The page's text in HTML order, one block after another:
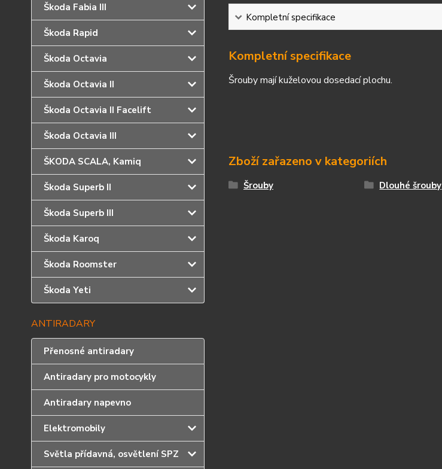
Škoda Fabia III
Škoda Rapid
Škoda Octavia
Škoda Octavia II
Škoda Octavia II Facelift
Škoda Octavia III
ŠKODA SCALA, Kamiq
Škoda Superb II
Škoda Superb III
Škoda Karoq
Škoda Roomster
Škoda Yeti
ANTIRADARY
Přenosné antiradary
Antiradary pro motocykly
Antiradary napevno
Elektromobily
Světla přídavná, osvětlení SPZ
Kompletní specifikace
Kompletní specifikace
Šrouby mají kuželovou dosedací plochu.
Zboží zařazeno v kategoriích
Šrouby Dlouhé šrouby